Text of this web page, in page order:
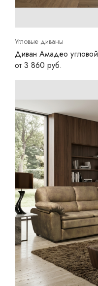
Угловые диваны
Диван Амадео угловой
от 3 860 руб.